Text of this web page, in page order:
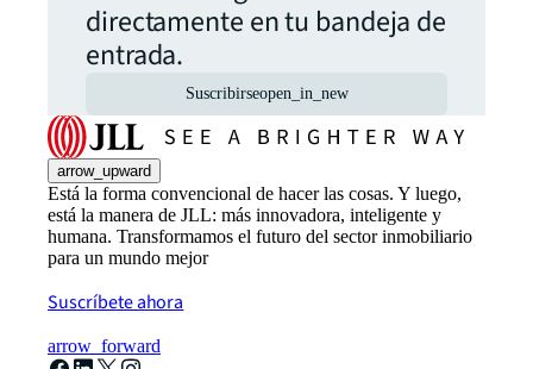
directamente en tu bandeja de
entrada.
Suscribirseopen_in_new
arrow_upward
Está la forma convencional de hacer las cosas. Y luego,
está la manera de JLL: más innovadora, inteligente y
humana. Transformamos el futuro del sector inmobiliario
para un mundo mejor
Suscríbete ahora
arrow_forward